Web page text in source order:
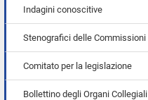
Indagini conoscitive
Stenografici delle Commissioni
Comitato per la legislazione
Bollettino degli Organi Collegiali